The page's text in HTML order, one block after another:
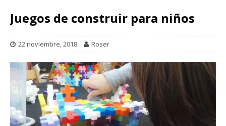
Juegos de construir para niños
22 noviembre, 2018 Roser